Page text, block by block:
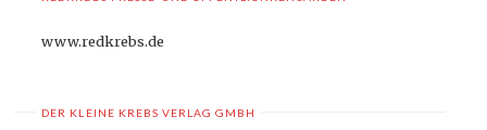
www.redkrebs.de
DER KLEINE KREBS VERLAG GMBH